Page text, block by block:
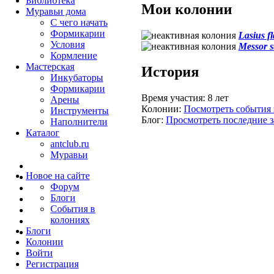
Мои колонии
Lasius
Messor
История
Время участия: 8 лет
Колонии: Посмотреть события
Блог: Просмотреть последние
Муравьи дома
С чего начать
Формикарии
Условия
Кормление
Мастерская
Инкубаторы
Формикарии
Арены
Инструменты
Наполнители
Каталог
antclub.ru
Муравьи
Новое на сайте
Форум
Блоги
События в
колониях
Блоги
Колонии
Войти
Peгиcтpaция